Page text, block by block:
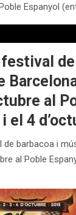
Espanyol
al
el 4
de barbacoa i
al Poble